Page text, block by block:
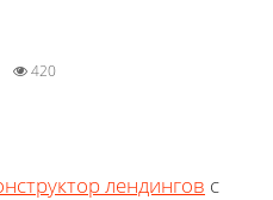
420
лендингов с